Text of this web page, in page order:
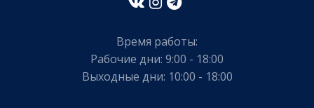
Время работы:
Рабочие дни: 9:00 - 18:00
Выходные дни: 10:00 - 18:00